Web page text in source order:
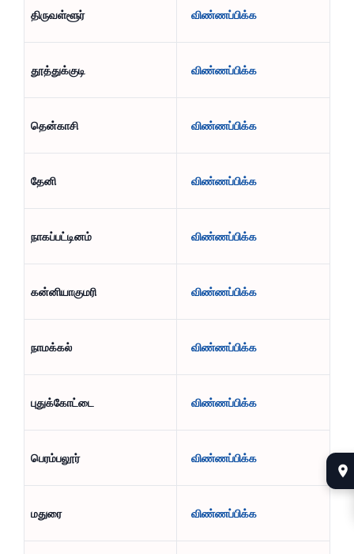
திருவள்ளூர் விண்ணப்பிக்க
தூத்துக்குடி விண்ணப்பிக்க
தென்காசி விண்ணப்பிக்க
தேனி விண்ணப்பிக்க
நாகப்பட்டினம் விண்ணப்பிக்க
கன்னியாகுமரி விண்ணப்பிக்க
நாமக்கல் விண்ணப்பிக்க
புதுக்கோட்டை விண்ணப்பிக்க
பெரம்பலூர் விண்ணப்பிக்க
மதுரை விண்ணப்பிக்க